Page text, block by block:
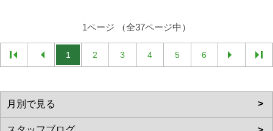
1ページ （全37ページ中）
1 2 3 4 5 6